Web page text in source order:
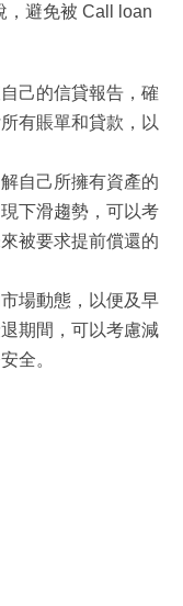
，避免被 Call loan
己的信貸報告，確
有賬單和貸款，以
自己所擁有資產的
下滑趨勢，可以考
被要求提前償還的
場動態，以便及早
期間，可以考慮減
全。